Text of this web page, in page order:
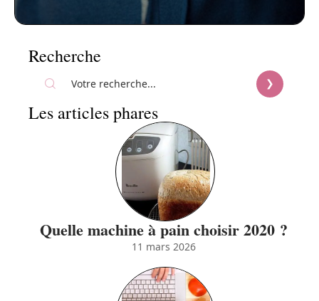
Recherche
Les articles phares
Quelle machine à pain choisir 2020 ?
11 mars 2026